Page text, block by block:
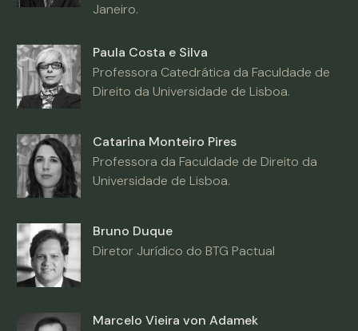
Janeiro.
Paula Costa e Silva
Professora Catedrática da Faculdade de
Direito da Universidade de Lisboa.
Catarina Monteiro Pires
Professora da Faculdade de Direito da
Universidade de Lisboa.
Bruno Duque
Diretor Jurídico do BTG Pactual
Marcelo Vieira von Adamek